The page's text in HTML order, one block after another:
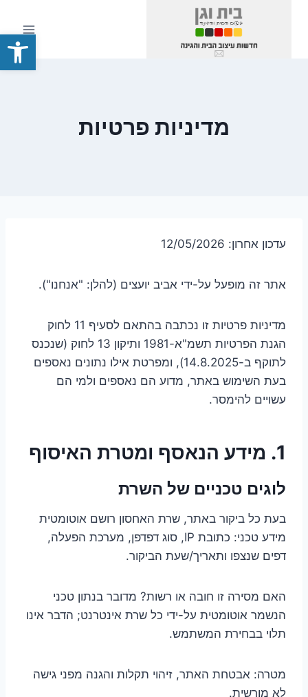
פתח
מדיניות פרטיות
עדכון אחרון: 12/05/2026
אתר זה מופעל על-ידי אביב יועצים (להלן: "אנחנו").
מדיניות פרטיות זו נכתבה בהתאם לסעיף 11 לחוק
הגנת הפרטיות תשמ"א-1981 ותיקון 13 לחוק (שנכנס
לתוקף ב-14.8.2025), ומפרטת אילו נתונים נאספים
בעת השימוש באתר, מדוע הם נאספים ולמי הם
עשויים להימסר.
1. מידע הנאסף ומטרת האיסוף
לוגים טכניים של השרת
בעת כל ביקור באתר, שרת האחסון רושם אוטומטית
מידע טכני: כתובת IP, סוג דפדפן, מערכת הפעלה,
דפים שנצפו ותאריך/שעת הביקור.
האם מסירה זו חובה או רשות? מדובר בנתון טכני
הנשמר אוטומטית על-ידי כל שרת אינטרנט; הדבר אינו
תלוי בבחירת המשתמש.
מטרה: אבטחת האתר, זיהוי תקלות והגנה מפני גישה
לא מורשית.